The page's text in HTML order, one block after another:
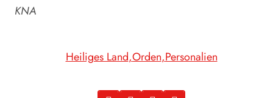
KNA
Heiliges Land Orden Personalien